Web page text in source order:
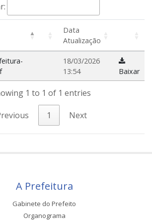
Data
Atualização
18/03/2026
13:54
Baixar
1 to 1 of 1 entries
1 Next
A Prefeitura
Gabinete do Prefeito
Organograma